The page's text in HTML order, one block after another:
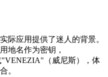
际应用提供了迷人的背景。
地名作为密钥，
（威尼斯），体
。